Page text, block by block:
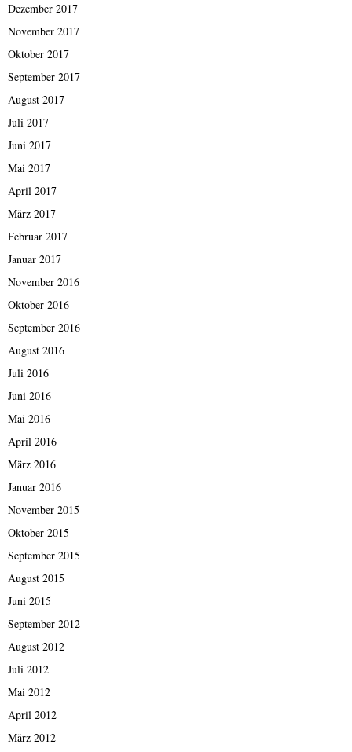
Dezember 2017
November 2017
Oktober 2017
September 2017
August 2017
Juli 2017
Juni 2017
Mai 2017
April 2017
März 2017
Februar 2017
Januar 2017
November 2016
Oktober 2016
September 2016
August 2016
Juli 2016
Juni 2016
Mai 2016
April 2016
März 2016
Januar 2016
November 2015
Oktober 2015
September 2015
August 2015
Juni 2015
September 2012
August 2012
Juli 2012
Mai 2012
April 2012
März 2012